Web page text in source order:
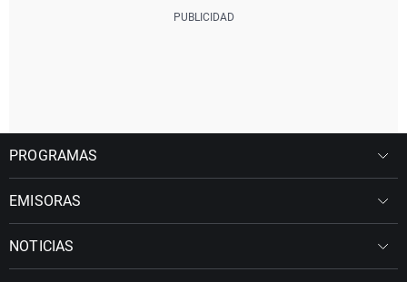
PROGRAMAS
EMISORAS
NOTICIAS